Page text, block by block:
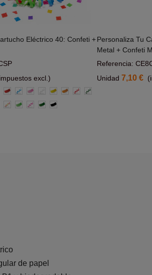
Añadir Al Carrito
Eléctrico 40: Confeti +
excl.)
RojoAzulRosa BlancaAmarillo
Naranja
RojaVerde
Multicolor
VerdeRosasVerdeNegro
Personaliza Tu
Metal + Confeti
Referencia:
Unidad 7,10 €
de papel